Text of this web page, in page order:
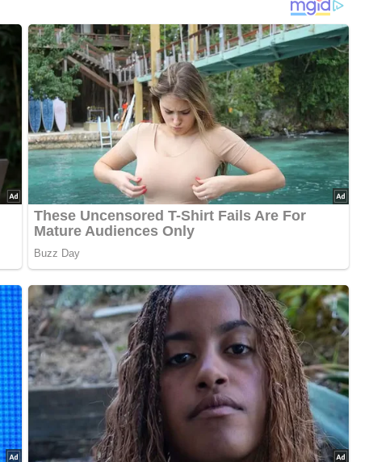
hinterlasse doch bitte einen Kommentar am Ende
ohne Harnstränge in Milch legen und durchwaschen.
blättrig geschnittenen Knackwürsten und den geputzten
geschnittenen, glasig angeschwitzten Speck bei und